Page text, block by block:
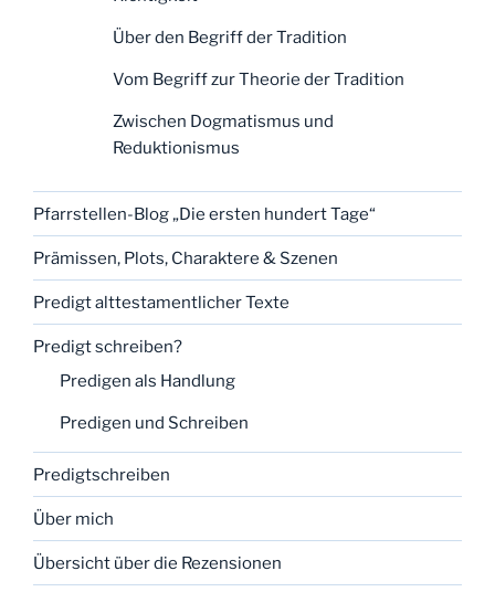
Über den Begriff der Tradition
Vom Begriff zur Theorie der Tradition
Zwischen Dogmatismus und
Reduktionismus
Pfarrstellen-Blog „Die ersten hundert Tage“
Prämissen, Plots, Charaktere & Szenen
Predigt alttestamentlicher Texte
Predigt schreiben?
Predigen als Handlung
Predigen und Schreiben
Predigtschreiben
Über mich
Übersicht über die Rezensionen